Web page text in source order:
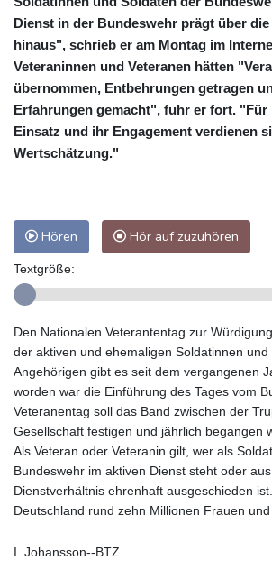
Dienst in der Bundeswehr prägt über
hinaus", schrieb er am Montag im
Veteraninnen und Veteranen hätten
übernommen, Entbehrungen getragen
Erfahrungen gemacht", fuhr er fort. "Für
Einsatz und ihr Engagement verdienen
Wertschätzung."
Hören Hör auf zuzuhören
Textgröße:
Den Nationalen Veterantentag zur
der aktiven und ehemaligen Soldatinnen
Angehörigen gibt es seit dem vergangenen
worden war die Einführung des Tages vom
Veteranentag soll das Band zwischen der
Gesellschaft festigen und jährlich begangen
Als Veteran oder Veteranin gilt, wer als
Bundeswehr im aktiven Dienst steht oder
Dienstverhältnis ehrenhaft ausgeschieden
Deutschland rund zehn Millionen Frauen und
I. Johansson--BTZ